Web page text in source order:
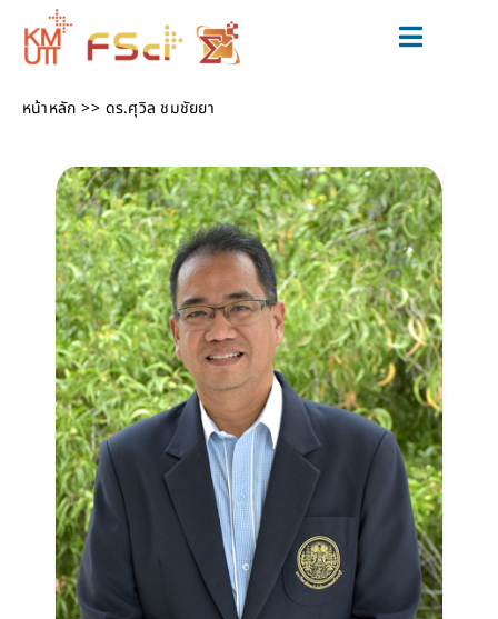
content
Toggle
สมัครเรียน
วิจัยและนวัตกรรม
ข่าวสารและกิจกรรม
สำหรับนักศึกษาปัจจุบัน
เกี่ยวกับเรา
หน้าหลัก ดร.ศุวิล ชมชัยยา